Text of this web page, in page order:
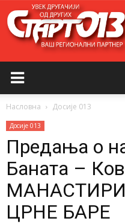
Насловна Досије 013
Досије 013
Предања о
Баната –
ЦРНЕ БАРЕ